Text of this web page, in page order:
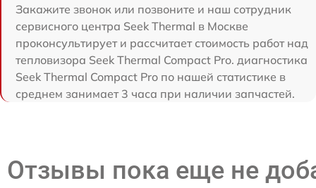
Закажите звонок или позвоните и наш сотрудник
сервисного центра Seek Thermal в Москве
проконсультирует и рассчитает стоимость работ над
тепловизора Seek Thermal Compact Pro. диагностика
Seek Thermal Compact Pro по нашей статистике в
среднем занимает 3 часа при наличии запчастей.
Отзывы пока еще не